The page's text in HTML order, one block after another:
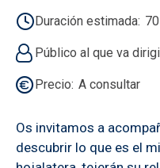
Duración estimada
Público al que va
Precio A consultar
Os invitamos a
descubrir lo que es el